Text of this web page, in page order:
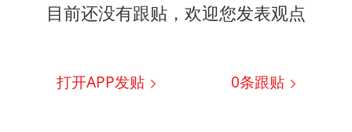
目前还没有跟贴，欢迎您发表观点
打开APP发贴 0条跟贴